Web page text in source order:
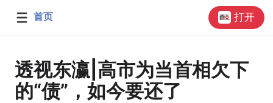
首页 打开
透视东瀛|高市为当首相欠下
的“债”，如今要还了